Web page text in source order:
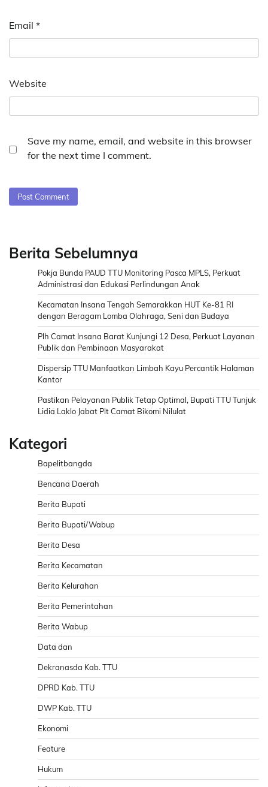
Email *
Website
Save my name, email, and website in this browser
for the next time I comment.
Berita Sebelumnya
Pokja Bunda PAUD TTU Monitoring Pasca MPLS, Perkuat
Administrasi dan Edukasi Perlindungan Anak
Kecamatan Insana Tengah Semarakkan HUT Ke-81 RI
dengan Beragam Lomba Olahraga, Seni dan Budaya
Plh Camat Insana Barat Kunjungi 12 Desa, Perkuat Layanan
Publik dan Pembinaan Masyarakat
Dispersip TTU Manfaatkan Limbah Kayu Percantik Halaman
Kantor
Pastikan Pelayanan Publik Tetap Optimal, Bupati TTU Tunjuk
Lidia Laklo Jabat Plt Camat Bikomi Nilulat
Kategori
Bapelitbangda
Bencana Daerah
Berita Bupati
Berita Bupati/Wabup
Berita Desa
Berita Kecamatan
Berita Kelurahan
Berita Pemerintahan
Berita Wabup
Data dan
Dekranasda Kab. TTU
DPRD Kab. TTU
DWP Kab. TTU
Ekonomi
Feature
Hukum